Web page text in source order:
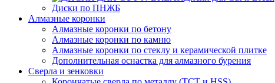
Диски по ПНЖБ
Алмазные коронки
Алмазные коронки по бетону
Алмазные коронки по камню
Алмазные коронки по стеклу и керамической плитке
Дополнительная оснастка для алмазного бурения
Сверла и зенковки